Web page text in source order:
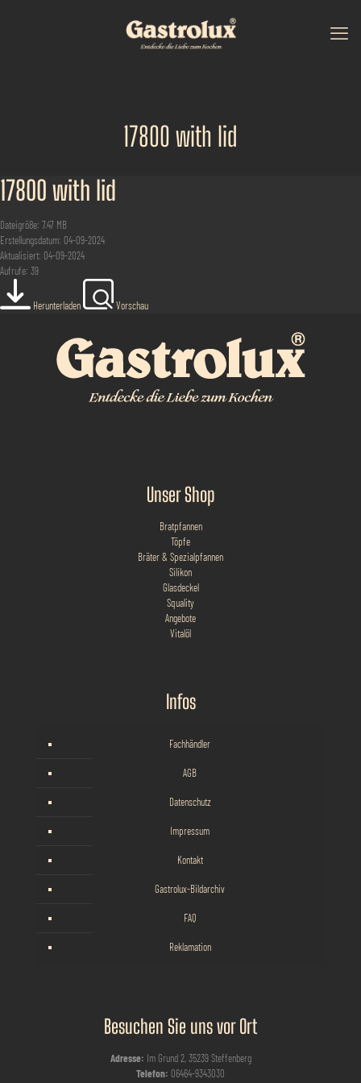
17800 with lid
17800 with lid
Dateigröße: 7.47 MB
Erstellungsdatum: 04-09-2024
Aktualisiert: 04-09-2024
Aufrufe: 39
Herunterladen Vorschau
Unser Shop
Bratpfannen
Töpfe
Bräter & Spezialpfannen
Silikon
Glasdeckel
Squality
Angebote
Vitalöl
Infos
Fachhändler
AGB
Datenschutz
Impressum
Kontakt
Gastrolux-Bildarchiv
FAQ
Reklamation
Besuchen Sie uns vor Ort
Adresse: Im Grund 2, 35239 Steffenberg
Telefon: 06464-9343030